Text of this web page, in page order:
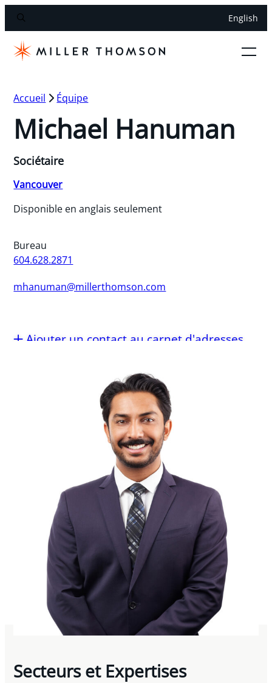
English
Accueil Équipe
Michael Hanuman
Sociétaire
Vancouver
Disponible en anglais seulement
Bureau
604.628.2871
mhanuman@millerthomson.com
Ajouter un contact au carnet d'adresses
Secteurs et Expertises